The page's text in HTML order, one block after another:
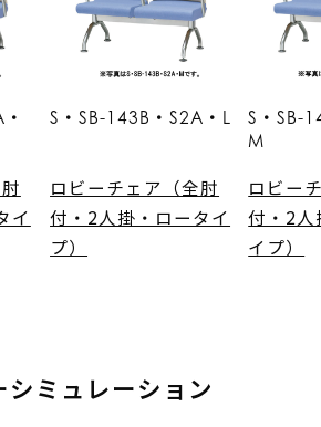
イ
S・SB-143B・S2A・L
ロビーチェア（全肘
付・2人掛・ロータイ
プ）
S・SB-
M
ロビー
付・2人
イプ）
シミュレーション